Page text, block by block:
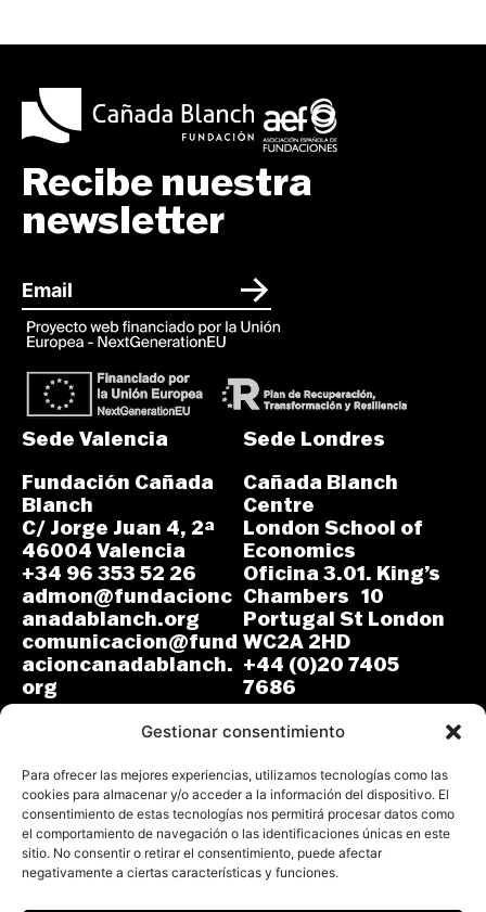
Gestionar consentimiento
Para ofrecer las mejores experiencias, utilizamos tecnologías como las
cookies para almacenar y/o acceder a la información del dispositivo. El
consentimiento de estas tecnologías nos permitirá procesar datos como
el comportamiento de navegación o las identificaciones únicas en este
sitio. No consentir o retirar el consentimiento, puede afectar
negativamente a ciertas características y funciones.
Recibe nuestra
newsletter
Sede Valencia
Fundación Cañada
Blanch
C/ Jorge Juan 4, 2ª
46004 Valencia
+34 96 353 52 26
admon@fundacionc
anadablanch.org
comunicacion@fund
acioncanadablanch.
org
Sede Londres
Cañada Blanch
Centre
London School of
Economics
Oficina 3.01. King’s
Chambers 10
Portugal St London
WC2A 2HD
+44 (0)20 7405
7686
m.osuna-
vergara@lse.ac.uk